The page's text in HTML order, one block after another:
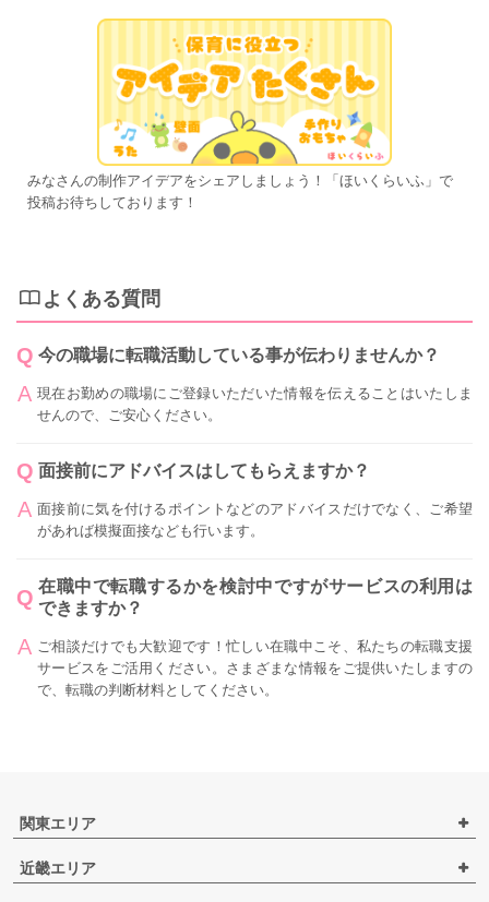
みなさんの制作アイデアをシェアしましょう！「ほいくらいふ」で
投稿お待ちしております！
よくある質問
今の職場に転職活動している事が伝わりませんか？
現在お勤めの職場にご登録いただいた情報を伝えることはいたしま
せんので、ご安心ください。
面接前にアドバイスはしてもらえますか？
面接前に気を付けるポイントなどのアドバイスだけでなく、ご希望
があれば模擬面接なども行います。
在職中で転職するかを検討中ですがサービスの利用は
できますか？
ご相談だけでも大歓迎です！忙しい在職中こそ、私たちの転職支援
サービスをご活用ください。さまざまな情報をご提供いたしますの
で、転職の判断材料としてください。
関東エリア
近畿エリア